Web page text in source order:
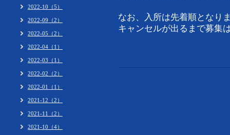
なお、入所は先着順となり
キャンセルが出るまで募集
2022-10（5）
2022-09（2）
2022-05（2）
2022-04（1）
2022-03（1）
2022-02（2）
2022-01（1）
2021-12（2）
2021-11（2）
2021-10（4）